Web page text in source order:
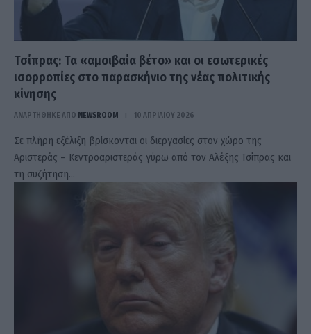
Τσίπρας: Τα «αμοιβαία βέτο» και οι εσωτερικές
ισορροπίες στο παρασκήνιο της νέας πολιτικής
κίνησης
ΑΝΑΡΤΗΘΗΚΕ ΑΠΟ NEWSROOM 10 ΑΠΡΙΛΊΟΥ 2026
Σε πλήρη εξέλιξη βρίσκονται οι διεργασίες στον χώρο της
Αριστεράς – Κεντροαριστεράς γύρω από τον Αλέξης Τσίπρας και
τη συζήτηση…